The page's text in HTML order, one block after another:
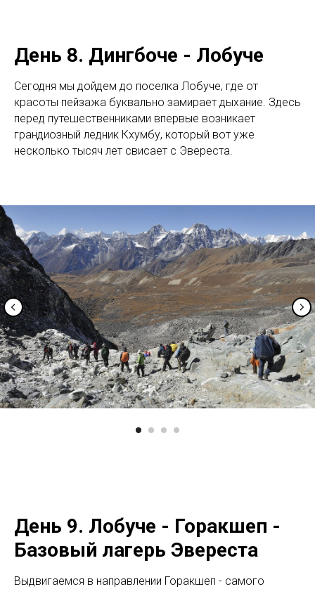
День 8. Дингбоче - Лобуче
Сегодня мы дойдем до поселка Лобуче, где от
красоты пейзажа буквально замирает дыхание. Здесь
перед путешественниками впервые возникает
грандиозный ледник Кхумбу, который вот уже
несколько тысяч лет свисает с Эвереста.
День 9. Лобуче - Горакшеп -
Базовый лагерь Эвереста
Выдвигаемся в направлении Горакшеп - самого